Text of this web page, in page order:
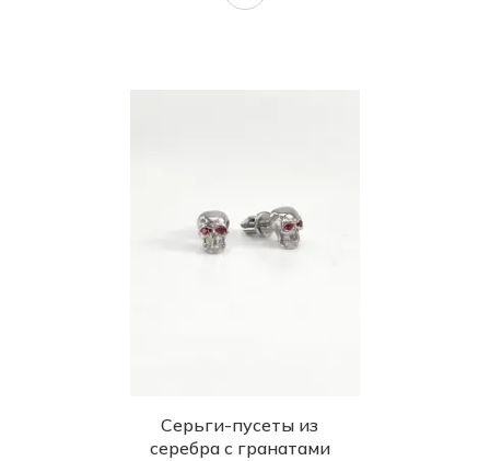
Серьги-пусеты из
серебра с гранатами